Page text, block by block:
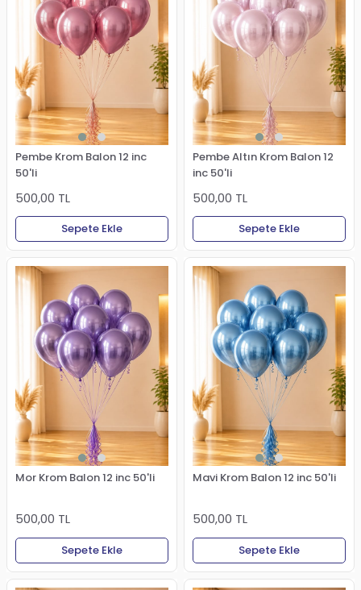
Pembe Krom Balon 12 inc
50'li
500,00 TL
Sepete Ekle
Pembe Altın Krom Balon 12
inc 50'li
500,00 TL
Sepete Ekle
Mor Krom Balon 12 inc 50'li
500,00 TL
Sepete Ekle
Mavi Krom Balon 12 inc 50'li
500,00 TL
Sepete Ekle